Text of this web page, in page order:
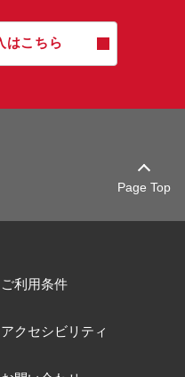
はこちら
Page Top
ご利用条件
アクセシビリティ